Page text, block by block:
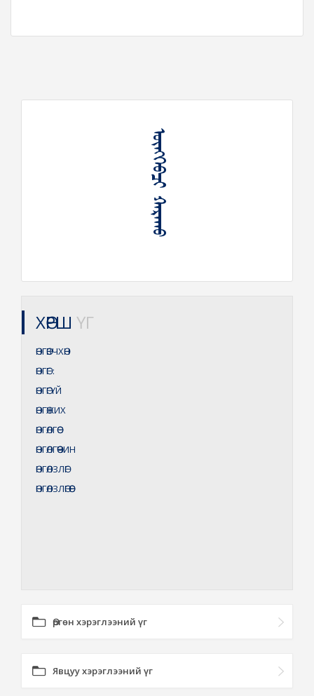
ᠥᠩᠭᠡᠪᠴᠢ ᠬᠠᠷᠠᠬᠤ
ХӨРШ ҮГ
ӨНГӨВЧХӨН
ӨНГӨГ:
ӨНГӨГҮЙ
ӨНГӨЖИХ
ӨНГӨЛГӨӨ
ӨНГӨЛГӨӨЧИН
ӨНГӨЛЗЛӨГ
ӨНГӨЛЗЛӨГӨӨ
Өргөн хэрэглээний үг
Явцуу хэрэглээний үг